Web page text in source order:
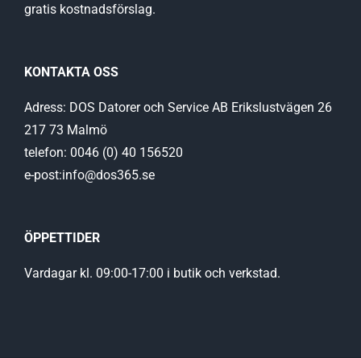
gratis kostnadsförslag.
KONTAKTA OSS
Adress: DOS Datorer och Service AB Erikslustvägen 26
217 73 Malmö
telefon: 0046 (0) 40 156520
e-post:info@dos365.se
ÖPPETTIDER
Vardagar kl. 09:00-17:00 i butik och verkstad.